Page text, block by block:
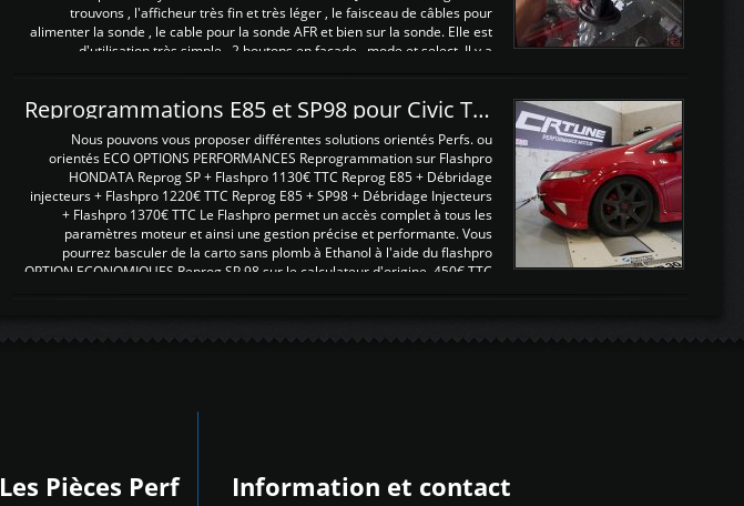
trouvons , l'afficheur très fin et très léger , le faisceau de câbles pour
alimenter la sonde , le cable pour la sonde AFR et bien sur la sonde. Elle est
d'utilisation très simple , 2 boutons en façade , mode et select. Il y a
Reprogrammations E85 et SP98 pour Civic Type R FN2
Nous pouvons vous proposer différentes solutions orientés Perfs. ou
orientés ECO OPTIONS PERFORMANCES Reprogrammation sur Flashpro
HONDATA Reprog SP + Flashpro 1130€ TTC Reprog E85 + Débridage
injecteurs + Flashpro 1220€ TTC Reprog E85 + SP98 + Débridage Injecteurs
+ Flashpro 1370€ TTC Le Flashpro permet un accès complet à tous les
paramètres moteur et ainsi une gestion précise et performante. Vous
pourrez basculer de la carto sans plomb à Ethanol à l'aide du flashpro
OPTION ECONOMIQUES Reprog SP 98 sur le calculateur d'origine 450€ TTC
Les Pièces Perf Information et contact